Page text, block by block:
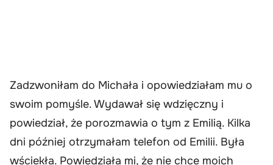
Zadzwoniłam do Michała i opowiedziałam mu o
swoim pomyśle. Wydawał się wdzięczny i
powiedział, że porozmawia o tym z Emilią. Kilka
dni później otrzymałam telefon od Emilii. Była
wściekła. Powiedziała mi, że nie chce moich